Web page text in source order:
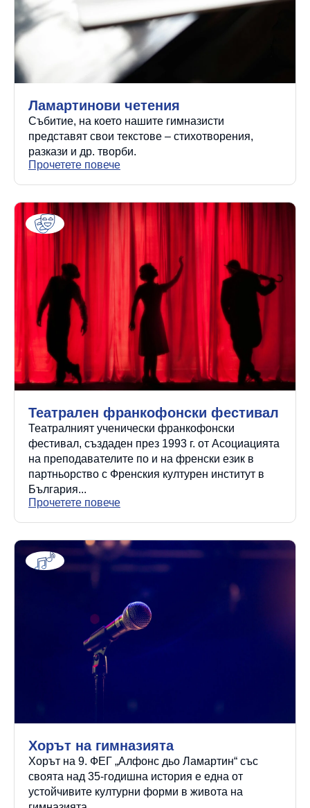
Ламартинови четения
Събитие, на което нашите гимназисти
представят свои текстове – стихотворения,
разкази и др. творби.
Прочетете повече
Театрален франкофонски фестивал
Театралният ученически франкофонски
фестивал, създаден през 1993 г. от Асоциацията
на преподавателите по и на френски език в
партньорство с Френския културен институт в
България...
Прочетете повече
Хорът на гимназията
Хорът на 9. ФЕГ „Алфонс дьо Ламартин“ със
своята над 35-годишна история е една от
устойчивите културни форми в живота на